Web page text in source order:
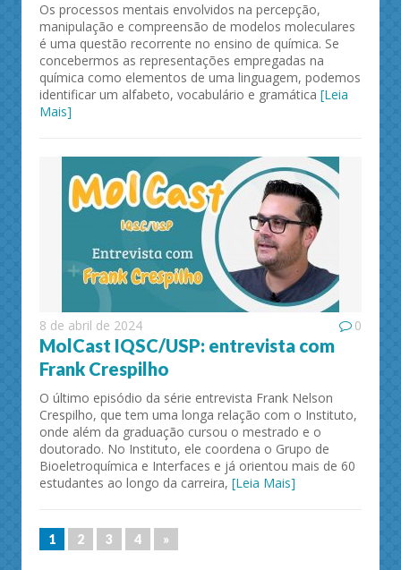
Os processos mentais envolvidos na percepção,
manipulação e compreensão de modelos moleculares
é uma questão recorrente no ensino de química. Se
concebermos as representações empregadas na
química como elementos de uma linguagem, podemos
identificar um alfabeto, vocabulário e gramática [Leia
Mais]
8 de abril de 2024 0
MolCast IQSC/USP: entrevista com
Frank Crespilho
O último episódio da série entrevista Frank Nelson
Crespilho, que tem uma longa relação com o Instituto,
onde além da graduação cursou o mestrado e o
doutorado. No Instituto, ele coordena o Grupo de
Bioeletroquímica e Interfaces e já orientou mais de 60
estudantes ao longo da carreira, [Leia Mais]
1 2 3 4 »